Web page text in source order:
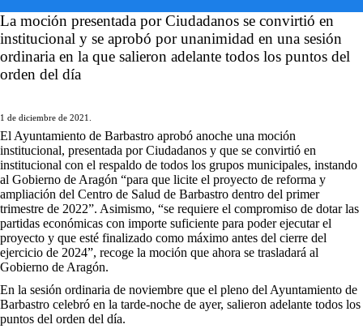
La moción presentada por Ciudadanos se convirtió en
institucional y se aprobó por unanimidad en una sesión
ordinaria en la que salieron adelante todos los puntos del
orden del día
1 de diciembre de 2021.
El Ayuntamiento de Barbastro aprobó anoche una moción
institucional, presentada por Ciudadanos y que se convirtió en
institucional con el respaldo de todos los grupos municipales, instando
al Gobierno de Aragón “para que licite el proyecto de reforma y
ampliación del Centro de Salud de Barbastro dentro del primer
trimestre de 2022”. Asimismo, “se requiere el compromiso de dotar las
partidas económicas con importe suficiente para poder ejecutar el
proyecto y que esté finalizado como máximo antes del cierre del
ejercicio de 2024”, recoge la moción que ahora se trasladará al
Gobierno de Aragón.
En la sesión ordinaria de noviembre que el pleno del Ayuntamiento de
Barbastro celebró en la tarde-noche de ayer, salieron adelante todos los
puntos del orden del día.